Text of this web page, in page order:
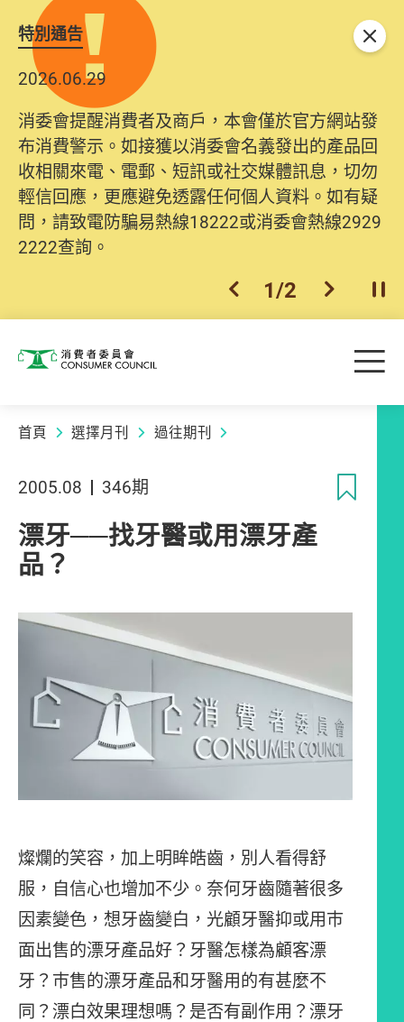
特別通告
2026.06.29
消委會提醒消費者及商戶，本會僅於官方網站發
布消費警示。如接獲以消委會名義發出的產品回
收相關來電、電郵、短訊或社交媒體訊息，切勿
輕信回應，更應避免透露任何個人資料。如有疑
問，請致電防騙易熱線18222或消委會熱線2929
2222查詢。
上一個
1/2 下一個開
關閉
消費者委員會 目
首頁 選擇月刊 過往期刊
2005.08 346期
漂牙──找牙醫或用漂牙產
品？
燦爛的笑容，加上明眸皓齒，別人看得舒
服，自信心也增加不少。奈何牙齒隨著很多
因素變色，想牙齒變白，光顧牙醫抑或用巿
面出售的漂牙產品好？牙醫怎樣為顧客漂
牙？巿售的漂牙產品和牙醫用的有甚麼不
同？漂白效果理想嗎？是否有副作用？漂牙